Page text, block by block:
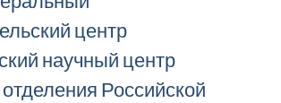
центр
научный центр
Российской